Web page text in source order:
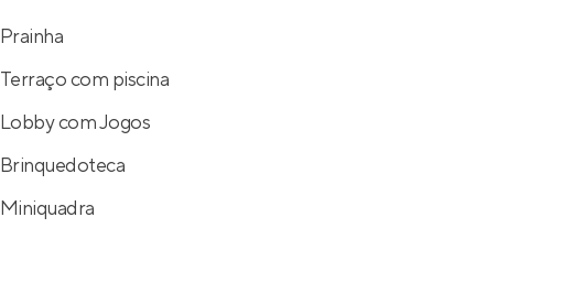
Prainha
Terraço com piscina
Lobby com Jogos
Brinquedoteca
Miniquadra